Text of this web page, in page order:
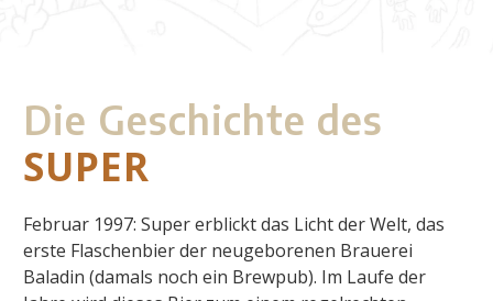
Die Geschichte des
SUPER
Februar 1997: Super erblickt das Licht der Welt, das
erste Flaschenbier der neugeborenen Brauerei
Baladin (damals noch ein Brewpub). Im Laufe der